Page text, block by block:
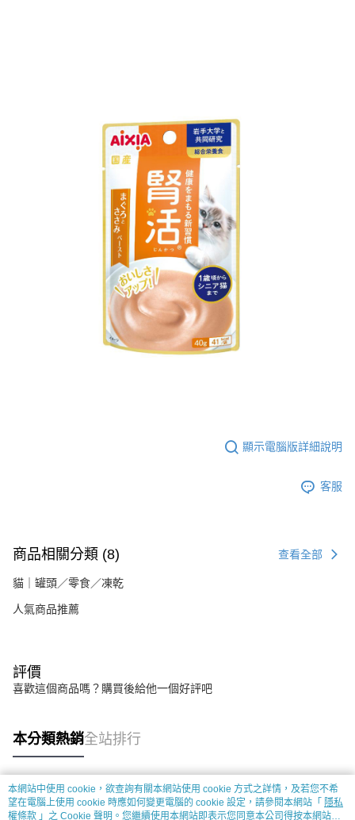
顯示電腦版詳細說明
客服
商品相關分類 (8) 查看全部
貓｜罐頭／零食／凍乾
人氣商品推薦
評價
喜歡這個商品嗎？購買後給他一個好評吧
本分類熱銷全站排行
熱門標籤
本網站中使用 cookie，欲查詢有關本網站使用 cookie 方式之詳情，及若您不希
望在電腦上使用 cookie 時應如何變更電腦的 cookie 設定，請參閱本網站「 隱私
權條款 」之 Cookie 聲明。您繼續使用本網站即表示您同意本公司得按本網站使